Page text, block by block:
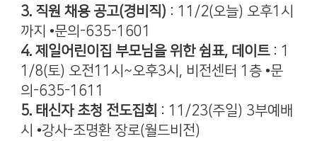
3. 직원 채용 공고(경비직) : 11/2(오늘) 오후1시
까지 •문의-635-1601
4. 제일어린이집 부모님을 위한 쉼표, 데이트: 1
1/8(토) 오전11시~오후3시, 비전센터 1층 •문
의-635-1611
5. 태신자 초청 전도집회 : 11/23(주일) 3부예배
시 •강사-조명환 장로(월드비전)